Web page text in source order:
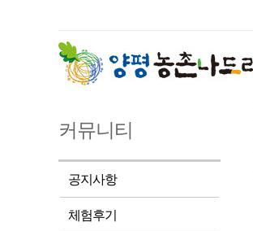
커뮤니티
공지사항
체험후기